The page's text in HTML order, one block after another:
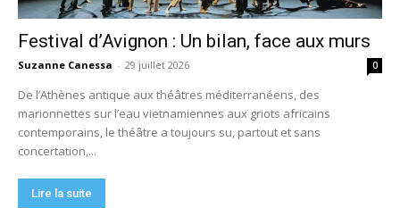
Festival d’Avignon : Un bilan, face aux murs
Suzanne Canessa - 29 juillet 2026 0
De l’Athènes antique aux théâtres méditerranéens, des
marionnettes sur l’eau vietnamiennes aux griots africains
contemporains, le théâtre a toujours su, partout et sans
concertation,...
Lire la suite